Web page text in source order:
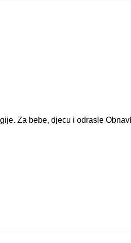
Za bebe, djecu i odrasle